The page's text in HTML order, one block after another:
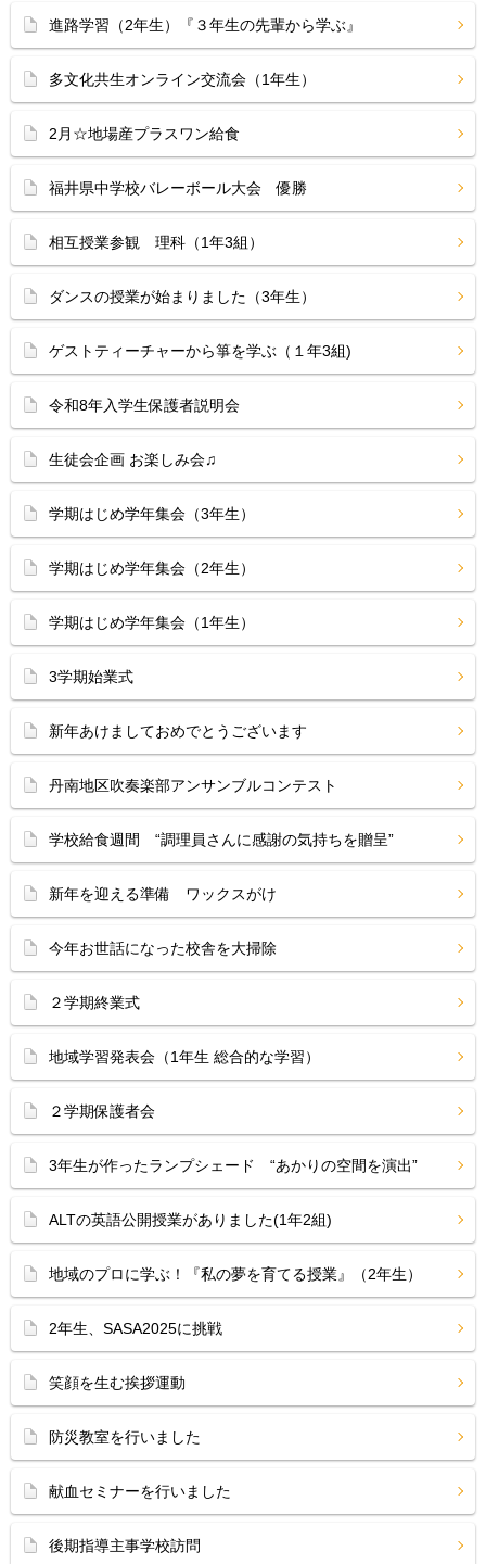
進路学習（2年生）『３年生の先輩から学ぶ』
多文化共生オンライン交流会（1年生）
2月☆地場産プラスワン給食
福井県中学校バレーボール大会 優勝
相互授業参観 理科（1年3組）
ダンスの授業が始まりました（3年生）
ゲストティーチャーから箏を学ぶ（１年3組)
令和8年入学生保護者説明会
生徒会企画 お楽しみ会♫
学期はじめ学年集会（3年生）
学期はじめ学年集会（2年生）
学期はじめ学年集会（1年生）
3学期始業式
新年あけましておめでとうございます
丹南地区吹奏楽部アンサンブルコンテスト
学校給食週間 “調理員さんに感謝の気持ちを贈呈”
新年を迎える準備 ワックスがけ
今年お世話になった校舎を大掃除
２学期終業式
地域学習発表会（1年生 総合的な学習）
２学期保護者会
3年生が作ったランプシェード “あかりの空間を演出”
ALTの英語公開授業がありました(1年2組)
地域のプロに学ぶ！『私の夢を育てる授業』（2年生）
2年生、SASA2025に挑戦
笑顔を生む挨拶運動
防災教室を行いました
献血セミナーを行いました
後期指導主事学校訪問